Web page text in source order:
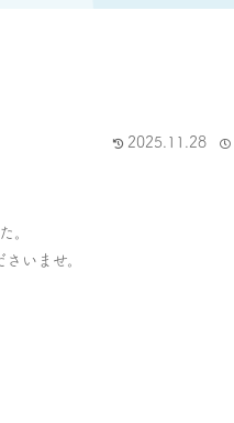
2025.11.28
。
いませ。